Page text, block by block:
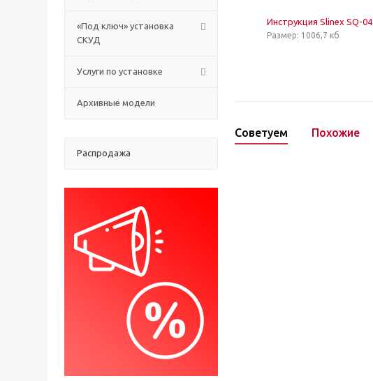
«Под ключ» установка
СКУД
Услуги по установке
Архивные модели
Распродажа
Инструкция Slinex SQ-04
Размер: 1006,7 кб
Советуем Похожие